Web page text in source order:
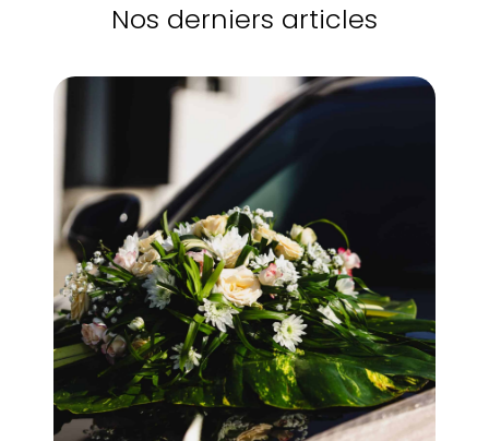
Nos derniers articles